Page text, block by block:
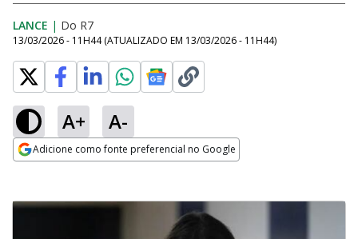
LANCE | Do R7
13/03/2026 - 11H44 (ATUALIZADO EM 13/03/2026 - 11H44)
A+ A-
Adicione como fonte preferencial no Google